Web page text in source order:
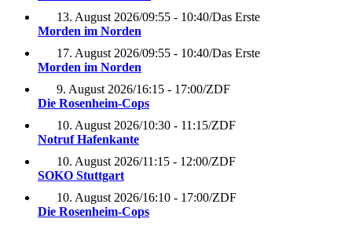
13. August 2026/09:55 - 10:40/Das Erste
Morden im Norden
17. August 2026/09:55 - 10:40/Das Erste
Morden im Norden
9. August 2026/16:15 - 17:00/ZDF
Die Rosenheim-Cops
10. August 2026/10:30 - 11:15/ZDF
Notruf Hafenkante
10. August 2026/11:15 - 12:00/ZDF
SOKO Stuttgart
10. August 2026/16:10 - 17:00/ZDF
Die Rosenheim-Cops